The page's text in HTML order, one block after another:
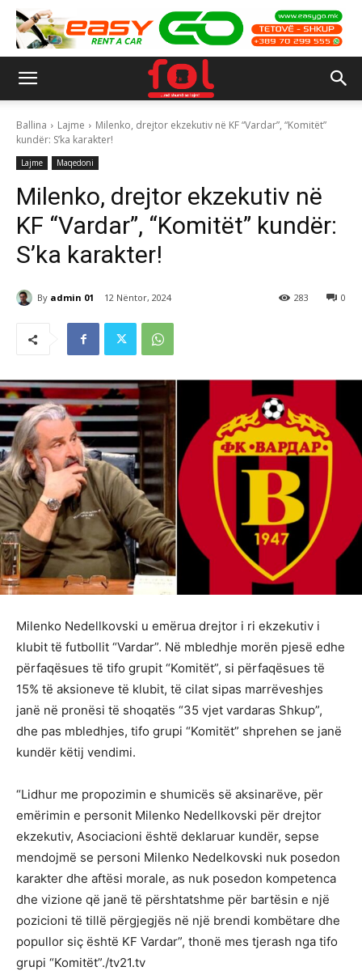
Ballina Lajme
Milenko, drejtor ekzekutiv në KF “Vardar”, “Komitët”
kundër: S’ka karakter!
Lajme Maqedoni
Milenko, drejtor ekzekutiv në
KF “Vardar”, “Komitët” kundër:
S’ka karakter!
By admin 01 12 Nëntor, 2024 0
283
Milenko Nedellkovski u emërua drejtor i ri ekzekutiv i
klubit të futbollit “Vardar”. Në mbledhje morën pjesë edhe
përfaqësues të tifo grupit “Komitët”, si përfaqësues të
15% të aksioneve të klubit, të cilat sipas marrëveshjes
janë në pronësi të shoqatës “35 vjet vardaras Shkup”,
dhe pas mbledhjes, tifo grupi “Komitët” shprehen se janë
kundër këtij vendimi.
“Lidhur me propozimin e shumicës së aksinarëve, për
emërimin e personit Milenko Nedellkovski për drejtor
ekzekutiv, Asociacioni është deklaruar kundër, sepse
mendojmë se personi Milenko Nedelkovski nuk posedon
karakter dhe aftësi morale, as nuk posedon kompetenca
dhe vizione që janë të përshtatshme për bartësin e një
pozicioni të tillë përgjegjës në një brendi kombëtare dhe
popullor siç është KF Vardar”, thonë mes tjerash nga tifo
grupi “Komitët”./tv21.tv